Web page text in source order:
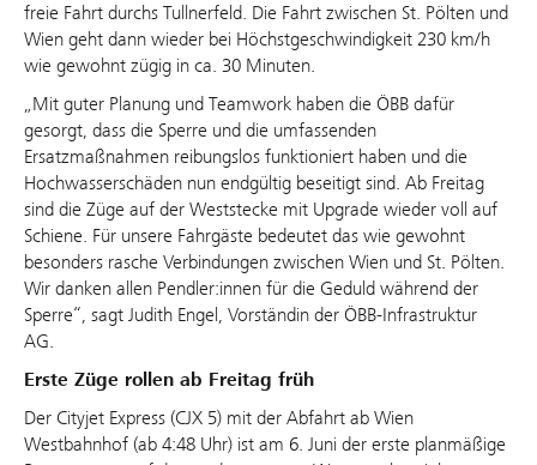
freie Fahrt durchs Tullnerfeld. Die Fahrt zwischen St. Pölten und
Wien geht dann wieder bei Höchstgeschwindigkeit 230 km/h
wie gewohnt zügig in ca. 30 Minuten.
„Mit guter Planung und Teamwork haben die ÖBB dafür
gesorgt, dass die Sperre und die umfassenden
Ersatzmaßnahmen reibungslos funktioniert haben und die
Hochwasserschäden nun endgültig beseitigt sind. Ab Freitag
sind die Züge auf der Weststecke mit Upgrade wieder voll auf
Schiene. Für unsere Fahrgäste bedeutet das wie gewohnt
besonders rasche Verbindungen zwischen Wien und St. Pölten.
Wir danken allen Pendler:innen für die Geduld während der
Sperre“, sagt Judith Engel, Vorständin der ÖBB-Infrastruktur
AG.
Erste Züge rollen ab Freitag früh
Der Cityjet Express (CJX 5) mit der Abfahrt ab Wien
Westbahnhof (ab 4:48 Uhr) ist am 6. Juni der erste planmäßige